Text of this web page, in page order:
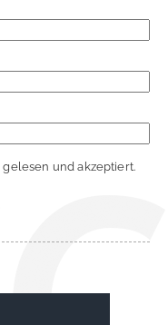
gelesen und akzeptiert.